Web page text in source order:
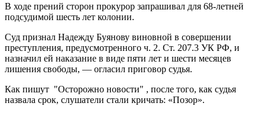
В ходе прений сторон прокурор запрашивал для 68-летней
подсудимой шесть лет колонии.
Суд признал Надежду Буянову виновной в совершении
преступления, предусмотренного ч. 2. Ст. 207.3 УК РФ, и
назначил ей наказание в виде пяти лет и шести месяцев
лишения свободы, — огласил приговор судья.
Как пишут "Осторожно новости" , после того, как судья
назвала срок, слушатели стали кричать: «Позор».